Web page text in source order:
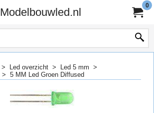
Modelbouwled.nl
0
> Led overzicht > Led 5 mm >
> 5 MM Led Groen Diffused